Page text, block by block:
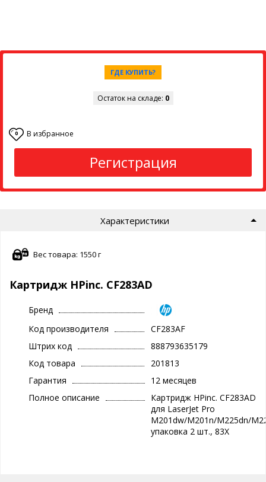
ГДЕ КУПИТЬ?
Остаток на складе: 0
0 В избранное
Регистрация
Характеристики
Вес товара: 1550 г
Картридж HPinc. CF283AD
Бренд
Код производителя
CF283AF
Штрих код
888793635179
Код товара
201813
Гарантия
12 месяцев
Полное описание
Картридж HPinc. CF283AD
для LaserJet Pro
M201dw/M201n/M225dn/
упаковка 2 шт., 83X